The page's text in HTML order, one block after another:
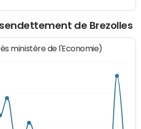
de Brezolles
ministère de l'Economie)